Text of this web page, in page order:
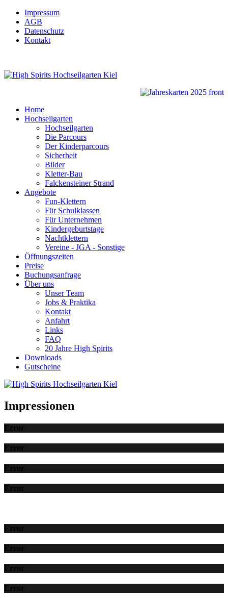
Impressum
AGB
Datenschutz
Kontakt
Home
Hochseilgarten
Hochseilgarten
Die Parcours
Der Kinderparcours
Sicherheit
Bilder
Kletter-Bau
Falckensteiner Strand
Angebote
Fun-Klettern
Für Schulklassen
Für Unternehmen
Kindergeburtstage
Nachtklettern
Vereine - JGA - Sonstige
Öffnungszeiten
Preise
Buchungsanfrage
Über uns
Unser Team
Jobs & Praktika
Kontakt
Anfahrt
Links
FAQ
20 Jahre High Spirits
Downloads
Gutscheine
Impressionen
Error
Error
Error
Error
Error
Error
Error
Error